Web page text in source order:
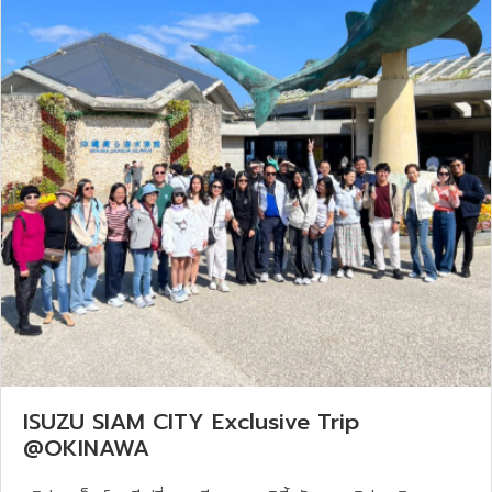
ISUZU SIAM CITY Exclusive Trip
@OKINAWA